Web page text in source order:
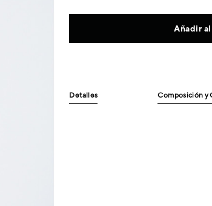
Añadir
Detalles Composición y